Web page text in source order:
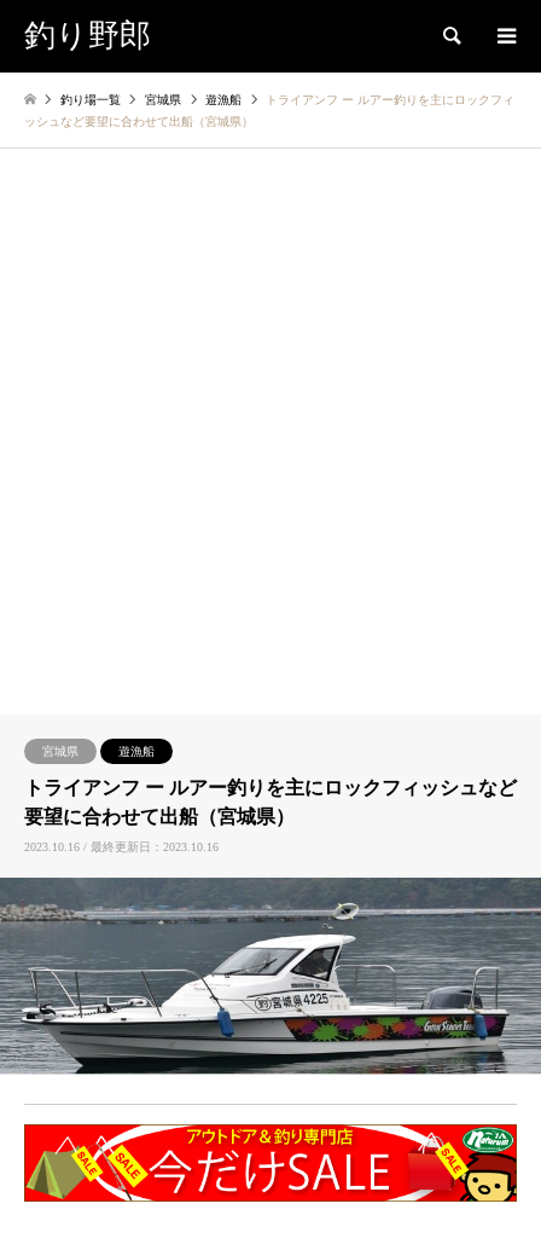
釣り野郎 検索
釣り場一覧 宮城県 遊漁船
トライアンフ ー ルアー釣りを主にロックフィ
ッシュなど要望に合わせて出船（宮城県）
宮城県 遊漁船
トライアンフ ー ルアー釣りを主にロックフィッシュなど
要望に合わせて出船（宮城県）
2023.10.16 / 最終更新日：2023.10.16